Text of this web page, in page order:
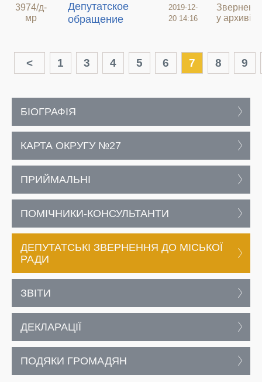
3974/д-
мр
Депутатское
обращение
2019-12-
20 14:16
у архиві
< 1 3 4 5 6 7 8 9
БІОГРАФІЯ
КАРТА ОКРУГУ №27
ПРИЙМАЛЬНІ
ПОМІЧНИКИ-КОНСУЛЬТАНТИ
ДЕПУТАТСЬКІ ЗВЕРНЕННЯ ДО МІСЬКОЇ
РАДИ
ЗВІТИ
ДЕКЛАРАЦІЇ
ПОДЯКИ ГРОМАДЯН